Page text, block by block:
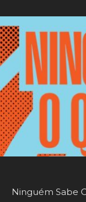
Ninguém Sabe